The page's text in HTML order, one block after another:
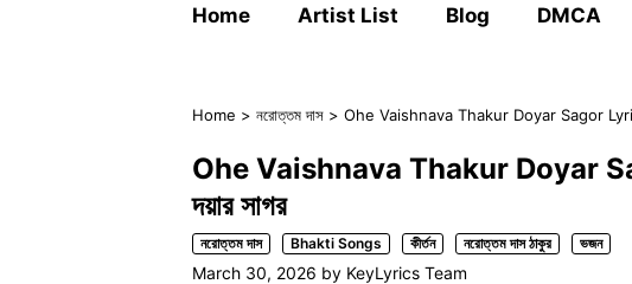
Home Artist List Blog DMCA
Home > নরোত্তম দাস > Ohe Vaishnava Thakur Doyar Sagor Lyrics |
Ohe Vaishnava Thakur Doyar
দয়ার সাগর
নরোত্তম দাস Bhakti Songs কীর্তন নরোত্তম দাস ঠাকুর ভজন
March 30, 2026 by KeyLyrics Team